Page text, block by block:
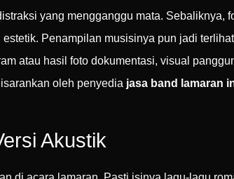
yang mengganggu mata. Sebaliknya,
estetik. Penampilan musisinya pun jadi
atau hasil foto dokumentasi, visual
oleh penyedia jasa band lamaran
Akustik